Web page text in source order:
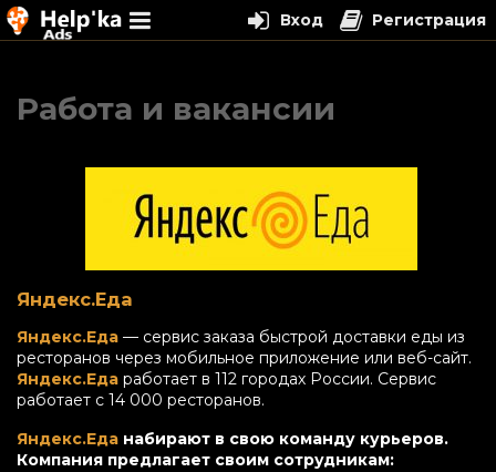
содержимому
Работа и вакансии
Яндекс.Еда
Яндекс.Еда — сервис заказа быстрой доставки еды из
ресторанов через мобильное приложение или веб-сайт.
Яндекс.Еда работает в 112 городах России. Сервис
работает с 14 000 ресторанов.
Яндекс.Еда набирают в свою команду курьеров.
Компания предлагает своим сотрудникам:
Вход Регистрация